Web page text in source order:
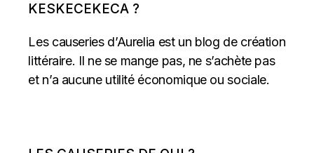
KESKECEKECA ?
Les causeries d’Aurelia est un blog de création
littéraire. Il ne se mange pas, ne s’achète pas
et n’a aucune utilité économique ou sociale.